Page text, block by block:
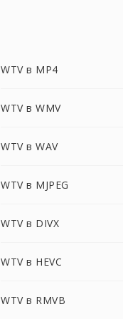
WTV в MP4
WTV в WMV
WTV в WAV
WTV в MJPEG
WTV в DIVX
WTV в HEVC
WTV в RMVB